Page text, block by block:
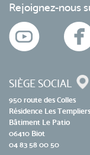
Rejoignez-nous
SIÈGE SOCIAL
950 route des Colles
Résidence Les Templiers
Bâtiment Le Patio
06410 Biot
04 83 58 00 50